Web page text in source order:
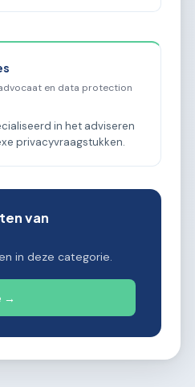
en data protection
in het adviseren
privacyvraagstukken.
van
in deze categorie.
→